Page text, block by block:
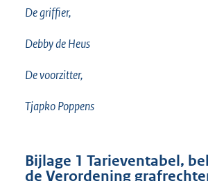
De griffier,
Debby de Heus
De voorzitter,
Tjapko Poppens
Bijlage 1 Tarieventabel,
de Verordening